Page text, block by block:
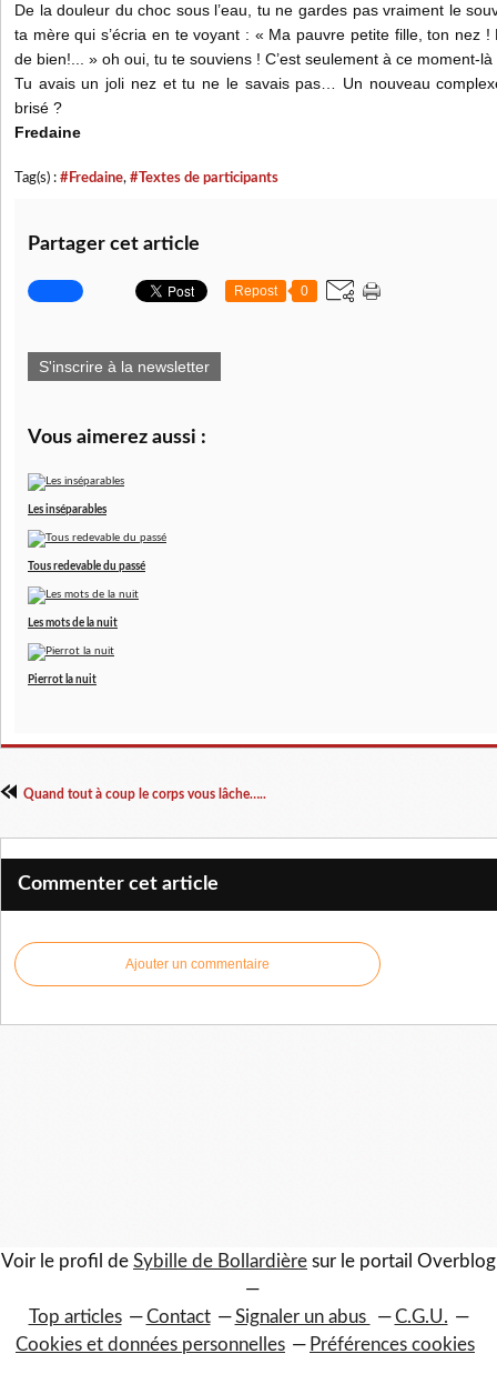
De la douleur du choc sous l’eau, tu ne gardes pas vraiment le
ta mère qui s’écria en te voyant : « Ma pauvre petite fille, ton nez
de bien!... » oh oui, tu te souviens ! C’est seulement à ce moment-
Tu avais un joli nez et tu ne le savais pas… Un nouveau
brisé ?
Fredaine
Tag(s) : #Fredaine, #Textes de participants
Partager cet article
Repost 0
S'inscrire à la newsletter
Vous aimerez aussi :
Les inséparables
Tous redevable du passé
Les mots de la nuit
Pierrot la nuit
Quand tout à coup le corps vous lâche…..
Commenter cet article
Ajouter un commentaire
Voir le profil de Sybille de Bollardière sur le portail Overblog
Top articles Contact Signaler un abus
C.G.U.
Cookies et données personnelles
Préférences cookies